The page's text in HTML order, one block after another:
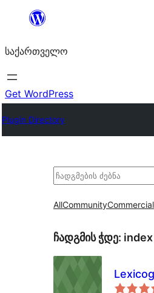
შიგთავსზე
საქართველო
Get WordPress
Plugin Directory
ძებნა
AllCommunityCommercial
ჩადგმის ჭდე: index